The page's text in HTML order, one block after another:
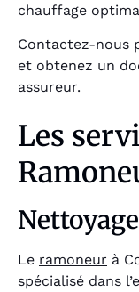
chauffage
Contactez-nous
et obtenez un
assureur.
Les
Le ramoneur à
spécialisé dans